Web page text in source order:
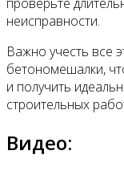
неисправности.
Важно учесть все
бетономешалки,
и получить
строительных
Видео: